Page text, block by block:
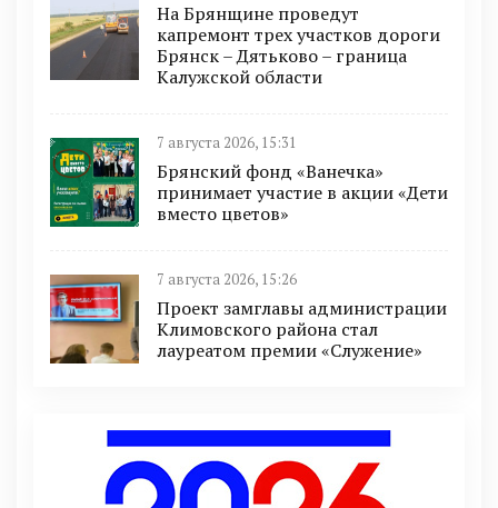
На Брянщине проведут
капремонт трех участков дороги
Брянск – Дятьково – граница
Калужской области
7 августа 2026, 15:31
Брянский фонд «Ванечка»
принимает участие в акции «Дети
вместо цветов»
7 августа 2026, 15:26
Проект замглавы администрации
Климовского района стал
лауреатом премии «Служение»